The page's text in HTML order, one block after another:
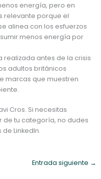
energía, pero en
relevante porque el
alinea con los esfuerzos
menos energía por
realizada antes de la crisis
adultos británicos
marcas que muestren
Cros. Si necesitas
de tu categoría, no dudes
LinkedIn.
Entrada siguiente →